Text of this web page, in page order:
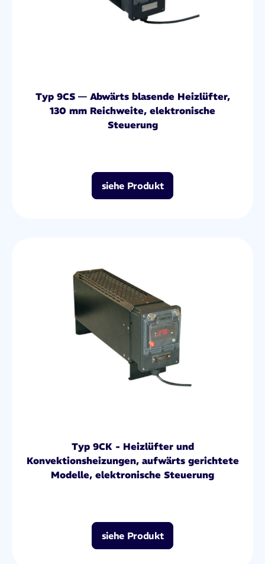
Typ 9CS — Abwärts blasende Heizlüfter,
130 mm Reichweite, elektronische
Steuerung
siehe Produkt
Typ 9CK - Heizlüfter und
Konvektionsheizungen, aufwärts gerichtete
Modelle, elektronische Steuerung
siehe Produkt